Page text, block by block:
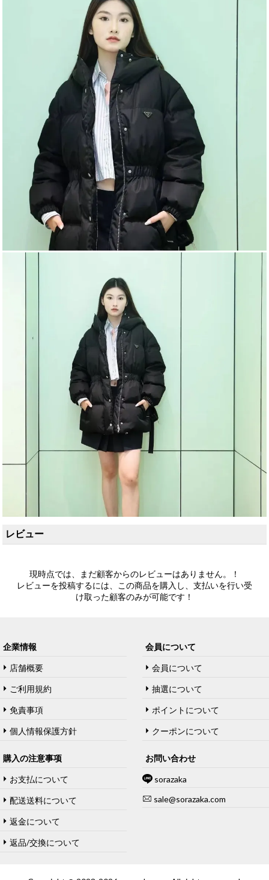
レビュー
現時点では、まだ顧客からのレビューはありません。！
レビューを投稿するには、この商品を購入し、支払いを行い受
け取った顧客のみが可能です！
企業情報
店舗概要
ご利用規約
免責事項
個人情報保護方針
会員について
会員について
抽選について
ポイントについて
クーポンについて
購入の注意事项
お支払について
配送送料について
返金について
返品/交換について
お問い合わせ
sorazaka
sale@sorazaka.com